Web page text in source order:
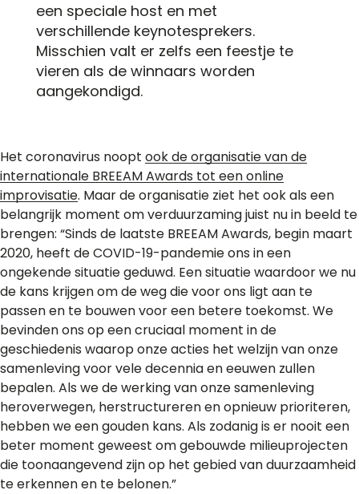
een speciale host en met
verschillende keynotesprekers.
Misschien valt er zelfs een feestje te
vieren als de winnaars worden
aangekondigd.
Het coronavirus noopt ook de organisatie van de
internationale BREEAM Awards tot een online
improvisatie. Maar de organisatie ziet het ook als een
belangrijk moment om verduurzaming juist nu in beeld te
brengen: “Sinds de laatste BREEAM Awards, begin maart
2020, heeft de COVID-19-pandemie ons in een
ongekende situatie geduwd. Een situatie waardoor we nu
de kans krijgen om de weg die voor ons ligt aan te
passen en te bouwen voor een betere toekomst. We
bevinden ons op een cruciaal moment in de
geschiedenis waarop onze acties het welzijn van onze
samenleving voor vele decennia en eeuwen zullen
bepalen. Als we de werking van onze samenleving
heroverwegen, herstructureren en opnieuw prioriteren,
hebben we een gouden kans. Als zodanig is er nooit een
beter moment geweest om gebouwde milieuprojecten
die toonaangevend zijn op het gebied van duurzaamheid
te erkennen en te belonen.”